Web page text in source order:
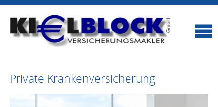
Private Krankenversicherung